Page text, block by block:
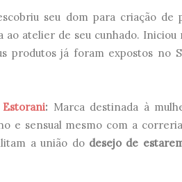
seu dom para criação de
ao atelier de seu cunhado. Iniciou
produtos já foram expostos no
: Marca destinada à
e sensual mesmo com a
a união do desejo de